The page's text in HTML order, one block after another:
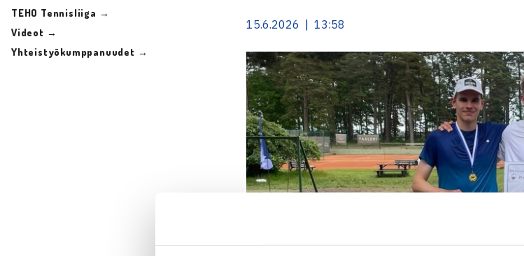
TEHO Tennisliiga →
Videot →
Yhteistyökumppanuudet →
15.6.2026 | 13:58